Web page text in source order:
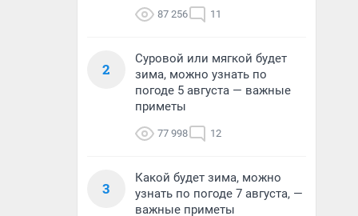
87 256 11
2
Суровой или мягкой будет
зима, можно узнать по
погоде 5 августа — важные
приметы
77 998 12
3
Какой будет зима, можно
узнать по погоде 7 августа, —
важные приметы